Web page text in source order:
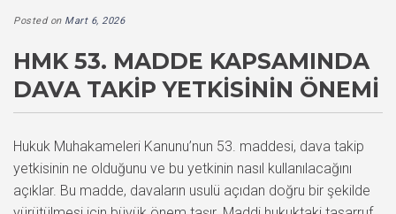
Posted on Mart 6, 2026
HMK 53. MADDE KAPSAMINDA
DAVA TAKIP YETKISININ ÖNEMI
Hukuk Muhakameleri Kanunu’nun 53. maddesi, dava takip
yetkisinin ne olduğunu ve bu yetkinin nasıl kullanılacağını
açıklar. Bu madde, davaların usulü açıdan doğru bir şekilde